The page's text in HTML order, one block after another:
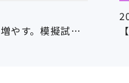
勉強のレパートリーを増やす。模擬試験を使って。